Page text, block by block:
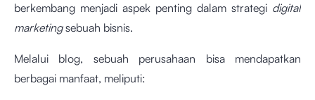
berkembang menjadi aspek penting dalam strategi digital
marketingsebuah bisnis.
Melalui blog, sebuah perusahaan bisa mendapatkan
berbagai manfaat, meliputi: